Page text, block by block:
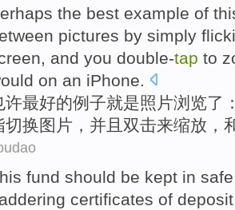
the best example of
pictures by simply
, and you double-tap to
on an iPhone.
许最好的例子就是照片浏览了
切换图片 ，并且 双击来缩放 ，
fund should be kept in safe
certificates of deposit